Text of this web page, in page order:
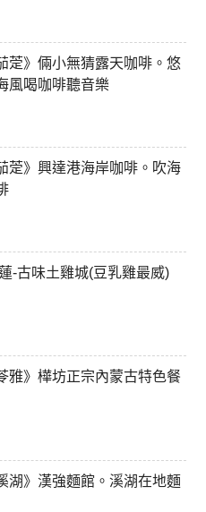
萣》倆小無猜露天咖啡。悠
風喝咖啡聽音樂
萣》興達港海岸咖啡。吹海
-古味土雞城(豆乳雞最威)
雅》樺坊正宗內蒙古特色餐
湖》漢強麵館。溪湖在地麵